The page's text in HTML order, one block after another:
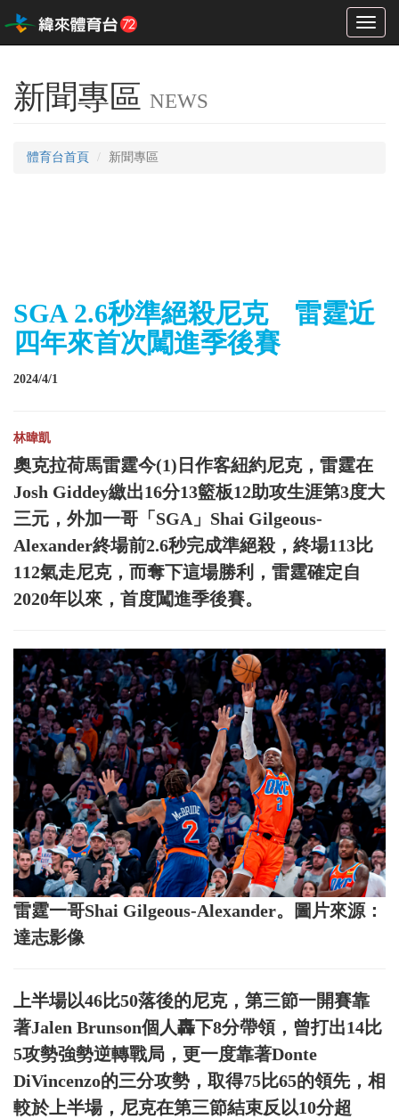
Toggle
新聞專區 NEWS
體育台首頁 新聞專區
SGA 2.6秒準絕殺尼克 雷霆近
四年來首次闖進季後賽
2024/4/1
林暐凱
奧克拉荷馬雷霆今(1)日作客紐約尼克，雷霆在
Josh Giddey繳出16分13籃板12助攻生涯第3度大
三元，外加一哥「SGA」Shai Gilgeous-
Alexander終場前2.6秒完成準絕殺，終場113比
112氣走尼克，而奪下這場勝利，雷霆確定自
2020年以來，首度闖進季後賽。
雷霆一哥Shai Gilgeous-Alexander。圖片來源：
達志影像
上半場以46比50落後的尼克，第三節一開賽靠
著Jalen Brunson個人轟下8分帶領，曾打出14比
5攻勢強勢逆轉戰局，更一度靠著Donte
DiVincenzo的三分攻勢，取得75比65的領先，相
較於上半場，尼克在第三節結束反以10分超